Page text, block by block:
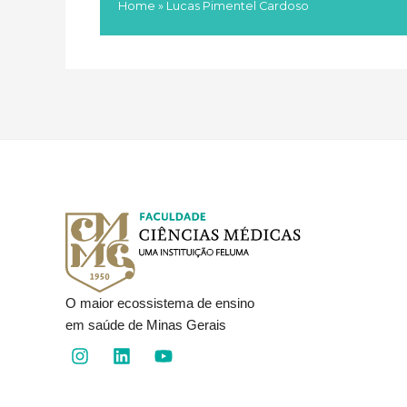
Home » Lucas Pimentel Cardoso
O maior ecossistema de ensino
em saúde de Minas Gerais
I
n
L
i
Y
o